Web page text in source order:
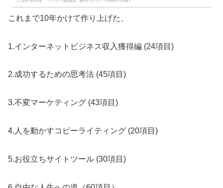
これまで10年かけて作り上げた、
1.インターネットビジネス収入獲得編 (24項目)
2.成功するための思考法 (45項目)
3.不変マーケティング (43項目)
4.人を動かすコピーライティング (20項目)
5.お役立ちサイトツール (30項目)